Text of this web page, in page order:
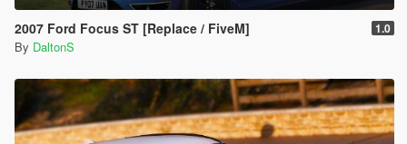
2007 Ford Focus ST [Replace / FiveM] 1.0
By DaltonS